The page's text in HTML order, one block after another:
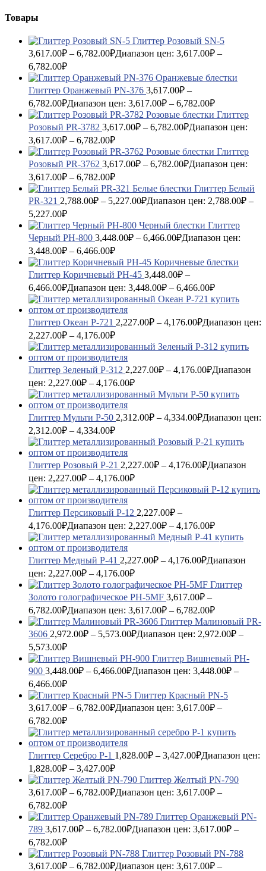
Товары
Глиттер Розовый SN-5
3,617.00₽ – 6,782.00₽Диапазон цен: 3,617.00₽ –
6,782.00₽
Глиттер Оранжевый PN-376 3,617.00₽ –
6,782.00₽Диапазон цен: 3,617.00₽ – 6,782.00₽
Глиттер
Розовый PR-3782 3,617.00₽ – 6,782.00₽Диапазон цен:
3,617.00₽ – 6,782.00₽
Глиттер
Розовый PR-3762 3,617.00₽ – 6,782.00₽Диапазон цен:
3,617.00₽ – 6,782.00₽
Глиттер Белый
PR-321 2,788.00₽ – 5,227.00₽Диапазон цен: 2,788.00₽ –
5,227.00₽
Глиттер
Черный PH-800 3,448.00₽ – 6,466.00₽Диапазон цен:
3,448.00₽ – 6,466.00₽
Глиттер Коричневый PH-45 3,448.00₽ –
6,466.00₽Диапазон цен: 3,448.00₽ – 6,466.00₽
Глиттер Океан P-721 2,227.00₽ – 4,176.00₽Диапазон цен:
2,227.00₽ – 4,176.00₽
Глиттер Зеленый P-312 2,227.00₽ – 4,176.00₽Диапазон
цен: 2,227.00₽ – 4,176.00₽
Глиттер Мульти P-50 2,312.00₽ – 4,334.00₽Диапазон цен:
2,312.00₽ – 4,334.00₽
Глиттер Розовый P-21 2,227.00₽ – 4,176.00₽Диапазон
цен: 2,227.00₽ – 4,176.00₽
Глиттер Персиковый P-12 2,227.00₽ –
4,176.00₽Диапазон цен: 2,227.00₽ – 4,176.00₽
Глиттер Медный P-41 2,227.00₽ – 4,176.00₽Диапазон
цен: 2,227.00₽ – 4,176.00₽
Глиттер
Золото голографическое PH-5MF 3,617.00₽ –
6,782.00₽Диапазон цен: 3,617.00₽ – 6,782.00₽
Глиттер Малиновый PR-
3606 2,972.00₽ – 5,573.00₽Диапазон цен: 2,972.00₽ –
5,573.00₽
Глиттер Вишневый PH-
900 3,448.00₽ – 6,466.00₽Диапазон цен: 3,448.00₽ –
6,466.00₽
Глиттер Красный PN-5
3,617.00₽ – 6,782.00₽Диапазон цен: 3,617.00₽ –
6,782.00₽
Глиттер Серебро P-1 1,828.00₽ – 3,427.00₽Диапазон цен:
1,828.00₽ – 3,427.00₽
Глиттер Желтый PN-790
3,617.00₽ – 6,782.00₽Диапазон цен: 3,617.00₽ –
6,782.00₽
Глиттер Оранжевый PN-
789 3,617.00₽ – 6,782.00₽Диапазон цен: 3,617.00₽ –
6,782.00₽
Глиттер Розовый PN-788
3,617.00₽ – 6,782.00₽Диапазон цен: 3,617.00₽ –